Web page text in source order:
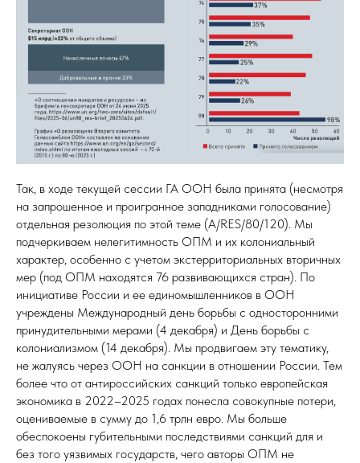
Так, в ходе текущей сессии ГА ООН была принята (несмотря
на запрошенное и проигранное западниками голосование)
отдельная резолюция по этой теме (А/RES/80/120). Мы
подчеркиваем нелегитимность ОПМ и их колониальный
характер, особенно с учетом экстерриториальных вторичных
мер (под ОПМ находятся 76 развивающихся стран). По
инициативе России и ее единомышленников в ООН
учреждены Международный день борьбы с односторонними
принудительными мерами (4 декабря) и День борьбы с
колониализмом (14 декабря). Мы продвигаем эту тематику,
не жалуясь через ООН на санкции в отношении России. Тем
более что от антироссийских санкций только европейская
экономика в 2022–2025 годах понесла совокупные потери,
оцениваемые в сумму до 1,6 трлн евро. Мы больше
обеспокоены губительными последствиями санкций для и
без того уязвимых государств, чего авторы ОПМ не